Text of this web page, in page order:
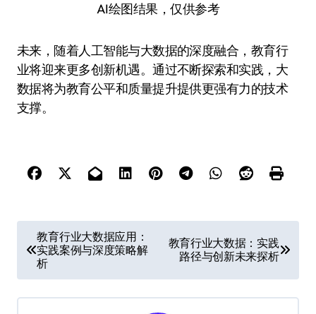
AI绘图结果，仅供参考
未来，随着人工智能与大数据的深度融合，教育行
业将迎来更多创新机遇。通过不断探索和实践，大
数据将为教育公平和质量提升提供更强有力的技术
支撑。
章
导
航
教育行业大数据应用：
实践案例与深度策略解
析
教育行业大数据：实践
路径与创新未来探析